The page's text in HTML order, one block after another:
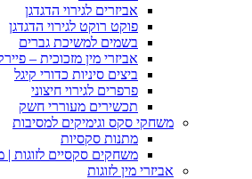
אביזרים לגירוי הדגדגן
פוקט רוקט לגירוי הדגדגן
בשמים למשיכת גברים
אביזרי מין מזכוכית –
ביצים סיניות כדורי קיגל
פרפרים לגירוי חיצוני
תכשירים מעוררי חשק
משחקי סקס וגימיקים למסיבות
מתנות סקסיות
משחקים סקסיים לזוגות |
אביזרי מין לזוגות